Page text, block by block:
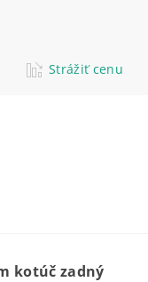
Strážiť cenu
kotúč zadný